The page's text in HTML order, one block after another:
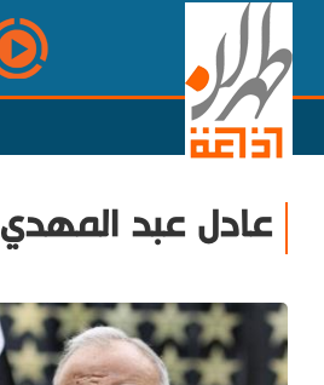
عادل عبد المهدي